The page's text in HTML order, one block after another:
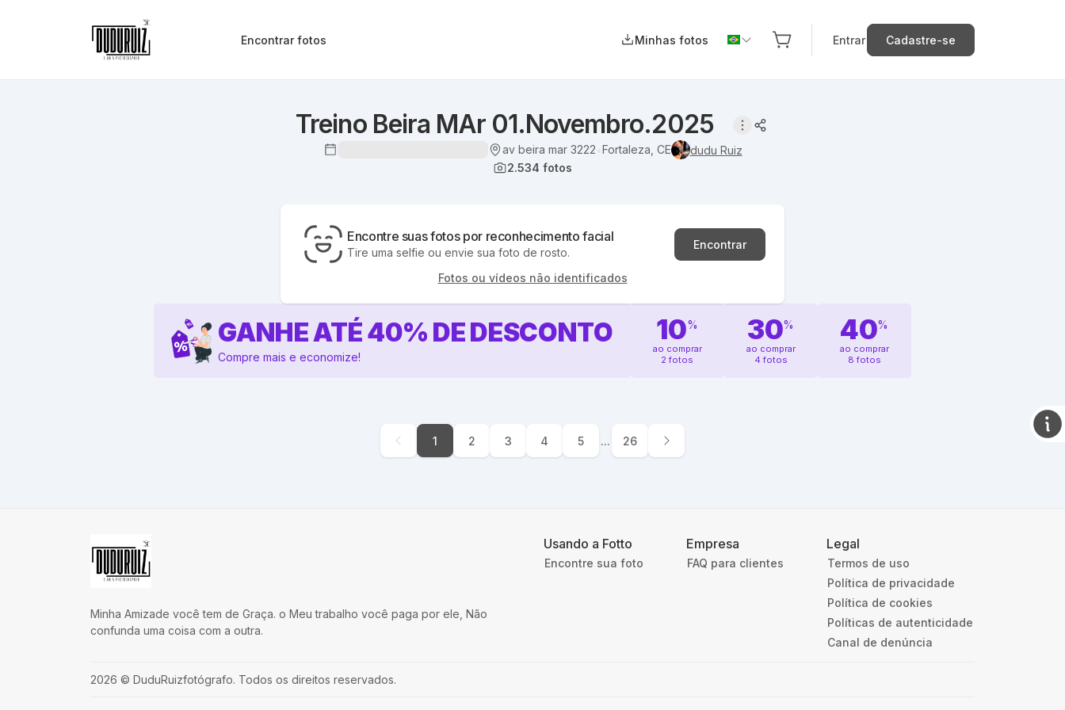
Encontrar fotos Minhas fotos Entrar Cadastre-se
Treino Beira MAr 01.Novembro.2025
av beira mar 3222 Fortaleza, CE
dudu Ruiz
2.534 fotos
Encontre suas fotos por reconhecimento facial
Tire uma selfie ou envie sua foto de rosto.
Encontrar
Fotos ou vídeos não identificados
GANHE ATÉ40% DE DESCONTO
Compre mais e economize!
10%
ao comprar
2 fotos
30%
ao comprar
4 fotos
40%
ao comprar
8 fotos
1 2 3 4 5 ... 26
Minha Amizade você tem de Graça. o Meu trabalho você paga por ele, Não
confunda uma coisa com a outra.
Usando a Fotto
Encontre sua foto
Empresa
FAQ para clientes
Legal
Termos de uso
Política de privacidade
Política de cookies
Políticas de autenticidade
Canal de denúncia
2026 © DuduRuizfotógrafo. Todos os direitos reservados.